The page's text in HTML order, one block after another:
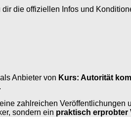
die offiziellen Infos und
als Anbieter von Kurs: Autorität
zahlreichen Veröffentlichungen
sondern ein praktisch erprobter